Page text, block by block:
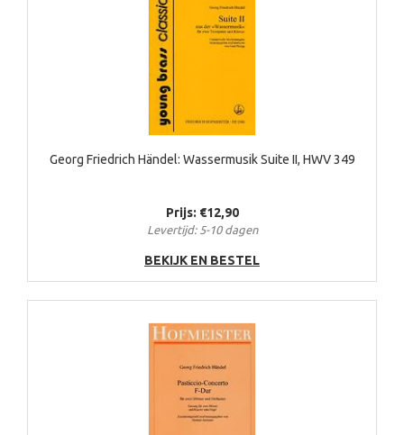
Georg Friedrich Händel: Wassermusik Suite II, HWV 349
Prijs: €12,90
Levertijd: 5-10 dagen
BEKIJK EN BESTEL